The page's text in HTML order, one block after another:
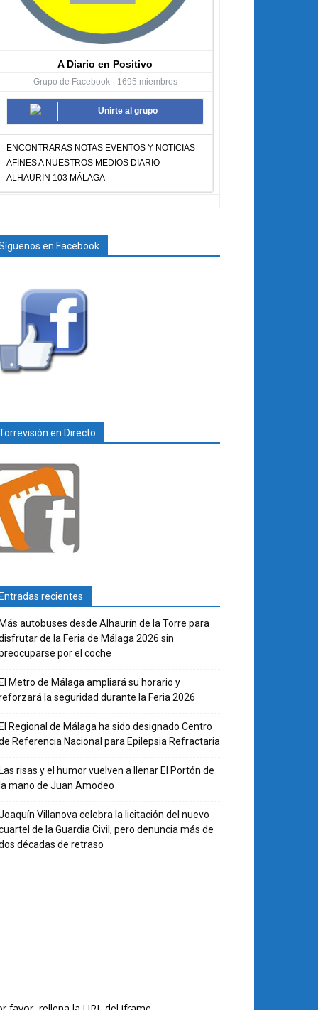
A Diario en Positivo
Grupo de Facebook · 1695 miembros
Unirte al grupo
ENCONTRARAS NOTAS EVENTOS Y NOTICIAS
AFINES A NUESTROS MEDIOS DIARIO
ALHAURIN 103 MÁLAGA
en Facebook
en Directo
recientes
autobuses desde Alhaurín de la Torre para
de la Feria de Málaga 2026 sin
por el coche
Metro de Málaga ampliará su horario y
la seguridad durante la Feria 2026
Regional de Málaga ha sido designado Centro
Referencia Nacional para Epilepsia Refractaria
risas y el humor vuelven a llenar El Portón de
mano de Juan Amodeo
Villanova celebra la licitación del nuevo
de la Guardia Civil, pero denuncia más de
décadas de retraso